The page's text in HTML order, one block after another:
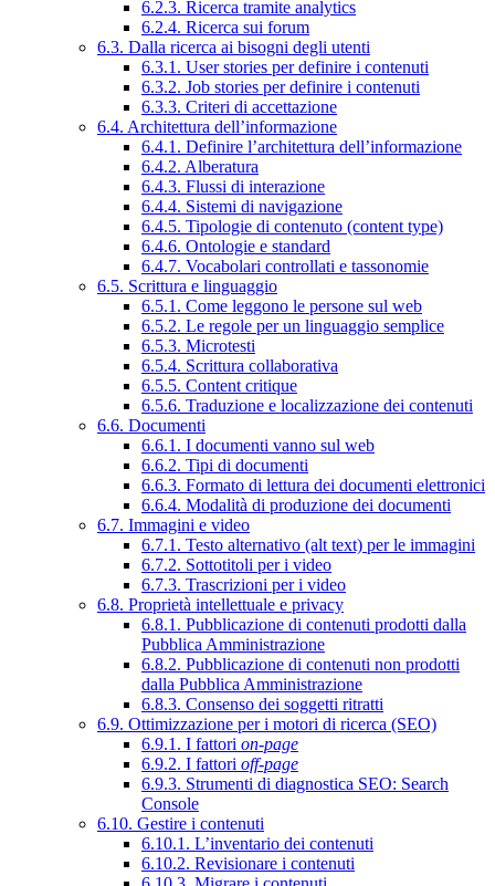
6.2.3. Ricerca tramite analytics
6.2.4. Ricerca sui forum
6.3. Dalla ricerca ai bisogni degli utenti
6.3.1. User stories per definire i contenuti
6.3.2. Job stories per definire i contenuti
6.3.3. Criteri di accettazione
6.4. Architettura dell’informazione
6.4.1. Definire l’architettura dell’informazione
6.4.2. Alberatura
6.4.3. Flussi di interazione
6.4.4. Sistemi di navigazione
6.4.5. Tipologie di contenuto (content type)
6.4.6. Ontologie e standard
6.4.7. Vocabolari controllati e tassonomie
6.5. Scrittura e linguaggio
6.5.1. Come leggono le persone sul web
6.5.2. Le regole per un linguaggio semplice
6.5.3. Microtesti
6.5.4. Scrittura collaborativa
6.5.5. Content critique
6.5.6. Traduzione e localizzazione dei contenuti
6.6. Documenti
6.6.1. I documenti vanno sul web
6.6.2. Tipi di documenti
6.6.3. Formato di lettura dei documenti elettronici
6.6.4. Modalità di produzione dei documenti
6.7. Immagini e video
6.7.1. Testo alternativo (alt text) per le immagini
6.7.2. Sottotitoli per i video
6.7.3. Trascrizioni per i video
6.8. Proprietà intellettuale e privacy
6.8.1. Pubblicazione di contenuti prodotti dalla
Pubblica Amministrazione
6.8.2. Pubblicazione di contenuti non prodotti
dalla Pubblica Amministrazione
6.8.3. Consenso dei soggetti ritratti
6.9. Ottimizzazione per i motori di ricerca (SEO)
6.9.1. I fattori on-page
6.9.2. I fattori off-page
6.9.3. Strumenti di diagnostica SEO: Search
Console
6.10. Gestire i contenuti
6.10.1. L’inventario dei contenuti
6.10.2. Revisionare i contenuti